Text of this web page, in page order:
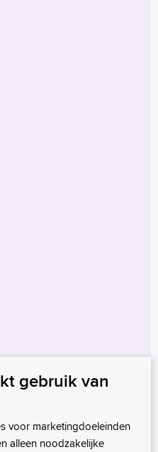
gebruik van
voor marketingdoeleinden
alleen noodzakelijke